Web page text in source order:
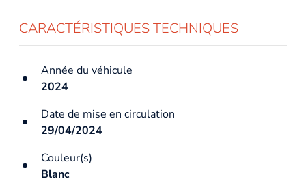
CARACTÉRISTIQUES TECHNIQUES
Année du véhicule
2024
Date de mise en circulation
29/04/2024
Couleur(s)
Blanc